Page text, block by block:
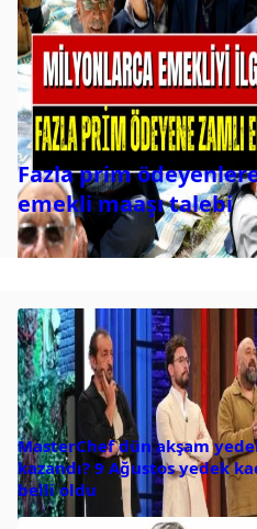
Fazla prim
emekli maaşı talebi
MasterChef dün akşam
kazandı? 9 Ağustos yedek
belli oldu